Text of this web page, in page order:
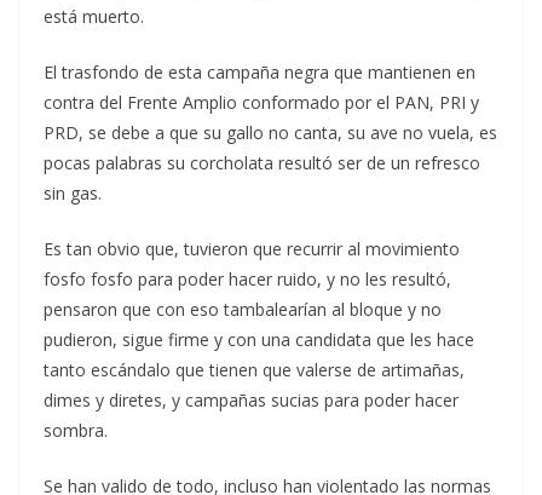
está muerto.
El trasfondo de esta campaña negra que mantienen en
contra del Frente Amplio conformado por el PAN, PRI y
PRD, se debe a que su gallo no canta, su ave no vuela, es
pocas palabras su corcholata resultó ser de un refresco
sin gas.
Es tan obvio que, tuvieron que recurrir al movimiento
fosfo fosfo para poder hacer ruido, y no les resultó,
pensaron que con eso tambalearían al bloque y no
pudieron, sigue firme y con una candidata que les hace
tanto escándalo que tienen que valerse de artimañas,
dimes y diretes, y campañas sucias para poder hacer
sombra.
Se han valido de todo, incluso han violentado las normas